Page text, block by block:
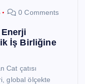
0 Comments
İş Birliğine
Cat çatısı
global ölçekte